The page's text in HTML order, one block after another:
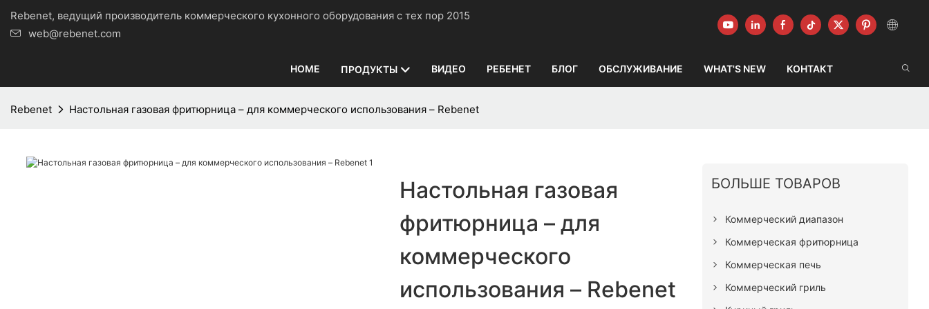
Rebenet, ведущий производитель коммерческого кухонного оборудования с тех пор 2015
web@rebenet.com
HOME ПРОДУКТЫ ВИДЕО РЕБЕНЕТ БЛОГ ОБСЛУЖИВАНИЕ WHAT'S NEW КОНТАКТ
Rebenet Настольная газовая фритюрница – для коммерческого использования – Rebenet
Настольная газовая
фритюрница – для
коммерческого
использования – Rebenet
БОЛЬШЕ ТОВАРОВ
Коммерческий диапазон
Коммерческая фритюрница
Коммерческая печь
Коммерческий гриль